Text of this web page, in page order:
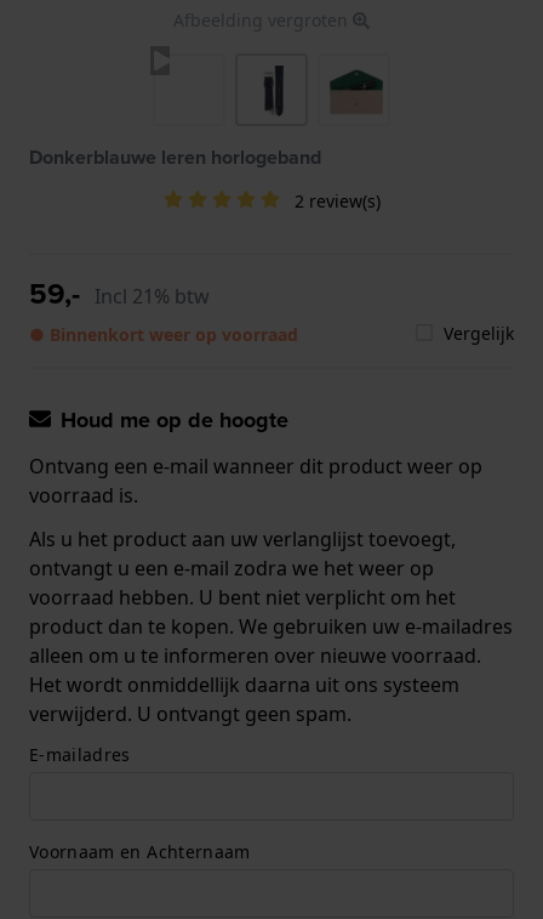
Afbeelding vergroten
Donkerblauwe leren horlogeband
2 review(s)
59,- Incl 21% btw
● Binnenkort weer op voorraad Vergelijk
Houd me op de hoogte
Ontvang een e-mail wanneer dit product weer op
voorraad is.
Als u het product aan uw verlanglijst toevoegt,
ontvangt u een e-mail zodra we het weer op
voorraad hebben. U bent niet verplicht om het
product dan te kopen. We gebruiken uw e-mailadres
alleen om u te informeren over nieuwe voorraad.
Het wordt onmiddellijk daarna uit ons systeem
verwijderd. U ontvangt geen spam.
E-mailadres
Voornaam en Achternaam